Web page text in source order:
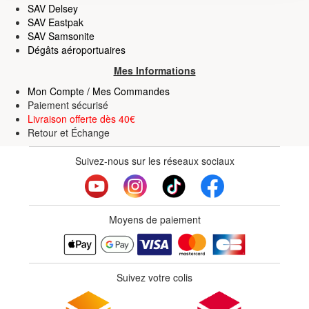
déclaration sur les cookies.
Les cookies nous permettent de personnaliser le contenu
médias sociaux et d'analyser notre trafic. Nous
partageons également des informations sur l'utilisation de
notre site avec nos partenaires de médias sociaux, de
publicité et d'analyse, qui peuvent combiner celles-ci
avec d'autres informations que vous leur avez fournies
ou qu'ils ont collectées lors de votre utilisation de leurs
SAV Delsey
SAV Eastpak
SAV Samsonite
Dégâts aéroportuaires
Mes Informations
Mon Compte / Mes Commandes
Paiement sécurisé
Livraison offerte dès 40€
Retour et Échange
Suivez-nous sur les réseaux sociaux
Moyens de paiement
Suivez votre colis